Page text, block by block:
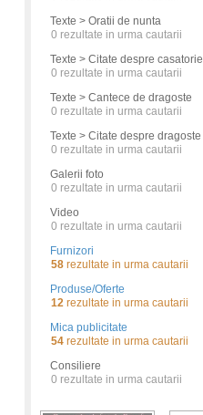
Texte > Oratii de nunta
0 rezultate in urma cautarii
Texte > Citate despre casatorie
0 rezultate in urma cautarii
Texte > Cantece de dragoste
0 rezultate in urma cautarii
Texte > Citate despre dragoste
0 rezultate in urma cautarii
Galerii foto
0 rezultate in urma cautarii
Video
0 rezultate in urma cautarii
Furnizori
58 rezultate in urma cautarii
Produse/Oferte
12 rezultate in urma cautarii
Mica publicitate
54 rezultate in urma cautarii
Consiliere
0 rezultate in urma cautarii